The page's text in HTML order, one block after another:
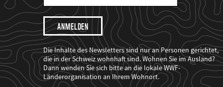
Mail
Adresse
Ich
möchte,
dass
der
WWF
mich
über
seine
Projekte
informiert.
Die Inhalte des Newsletters sind nur an Personen gerichtet,
die in der Schweiz wohnhaft sind. Wohnen Sie im Ausland?
Dann wenden Sie sich bitte an die lokale WWF-
Länderorganisation an Ihrem Wohnort.